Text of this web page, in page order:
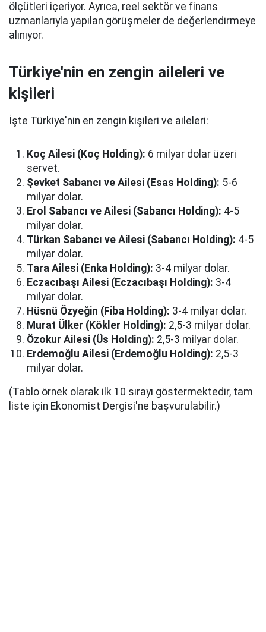
ölçütleri içeriyor. Ayrıca, reel sektör ve finans
uzmanlarıyla yapılan görüşmeler de değerlendirmeye
alınıyor.
Türkiye'nin en zengin aileleri ve
kişileri
İşte Türkiye'nin en zengin kişileri ve aileleri:
Koç Ailesi (Koç Holding): 6 milyar dolar üzeri
servet.
Şevket Sabancı ve Ailesi (Esas Holding): 5-6
milyar dolar.
Erol Sabancı ve Ailesi (Sabancı Holding): 4-5
milyar dolar.
Türkan Sabancı ve Ailesi (Sabancı Holding): 4-5
milyar dolar.
Tara Ailesi (Enka Holding): 3-4 milyar dolar.
Eczacıbaşı Ailesi (Eczacıbaşı Holding): 3-4
milyar dolar.
Hüsnü Özyeğin (Fiba Holding): 3-4 milyar dolar.
Murat Ülker (Kökler Holding): 2,5-3 milyar dolar.
Özokur Ailesi (Üs Holding): 2,5-3 milyar dolar.
Erdemoğlu Ailesi (Erdemoğlu Holding): 2,5-3
milyar dolar.
(Tablo örnek olarak ilk 10 sırayı göstermektedir, tam
liste için Ekonomist Dergisi'ne başvurulabilir.)